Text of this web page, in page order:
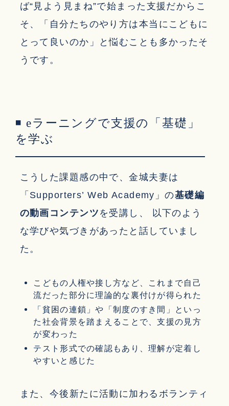
ば“見よう見まね”で始まった支援だからこ
そ、「自分たちのやり方は本当にこどもに
とって良いのか」と悩むことも多かったそ
うです。
◾ eラーニングで支援の「基礎」
を学ぶ
こうした課題感の中で、金城夫妻は
「Supporters’ Web Academy」の基礎編
の動画コンテンツ を受講し、 以下のよう
な学びや気づきがあったと話していまし
た。
こどもの人権や接し方など、これまで自己
流だった部分に理論的な裏付けが得られた
「貧困の連鎖」や「制度のすき間」といっ
た社会背景を踏まえることで、支援の見方
が変わった
テスト形式での確認もあり、理解が定着し
やすいと感じた
また、今後新たに活動に加わるボランティ